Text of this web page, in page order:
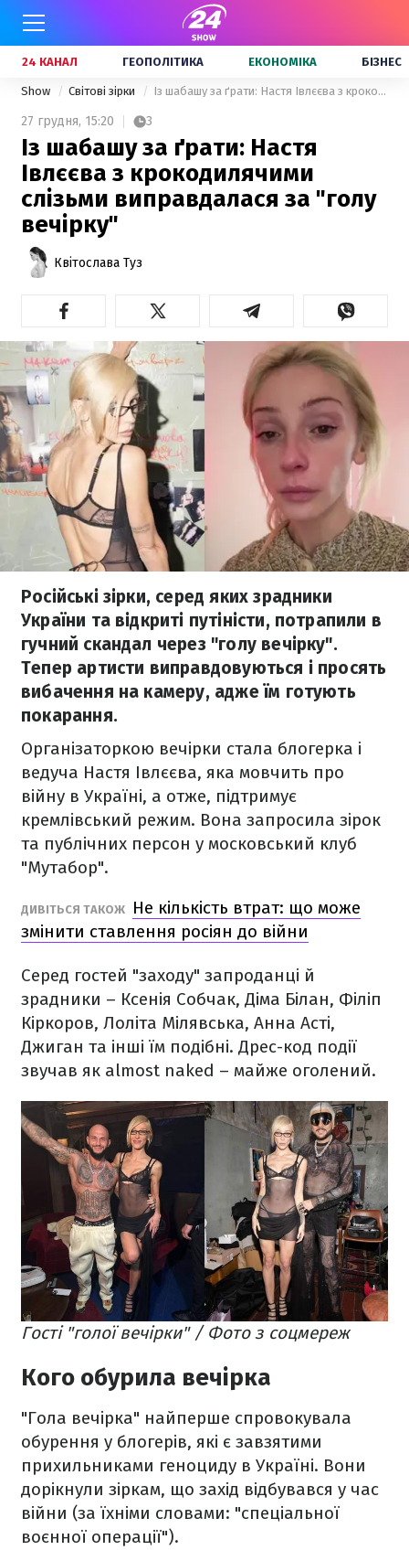
24 КАНАЛ ГЕОПОЛІТИКА ЕКОНОМІКА БІЗНЕС
Show Світові зірки Із шабашу за ґрати: Настя Івлєєва з крокодилячими слізьми виправдалася за "голу вечірку"
27 грудня, 15:20 3
Із шабашу за ґрати: Настя
Івлєєва з крокодилячими
слізьми виправдалася за "голу
вечірку"
Квітослава Туз
Російські зірки, серед яких зрадники
України та відкриті путіністи, потрапили в
гучний скандал через "голу вечірку".
Тепер артисти виправдовуються і просять
вибачення на камеру, адже їм готують
покарання.
Організаторкою вечірки стала блогерка і
ведуча Настя Івлєєва, яка мовчить про
війну в Україні, а отже, підтримує
кремлівський режим. Вона запросила зірок
та публічних персон у московський клуб
"Мутабор".
ДИВІТЬСЯ ТАКОЖ
Не кількість втрат: що може
змінити ставлення росіян до війни
Серед гостей "заходу" запроданці й
зрадники – Ксенія Собчак, Діма Білан, Філіп
Кіркоров, Лоліта Мілявська, Анна Асті,
Джиган та інші їм подібні. Дрес-код події
звучав як almost naked – майже оголений.
Гості "голої вечірки" / Фото з соцмереж
Кого обурила вечірка
"Гола вечірка" найперше спровокувала
обурення у блогерів, які є завзятими
прихильниками геноциду в Україні. Вони
дорікнули зіркам, що захід відбувався у час
війни (за їхніми словами: "спеціальної
воєнної операції").